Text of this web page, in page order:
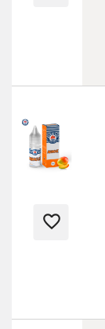
favorite_border